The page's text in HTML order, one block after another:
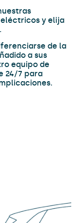
y elija
de la
a sus
equipo de
24/7 para